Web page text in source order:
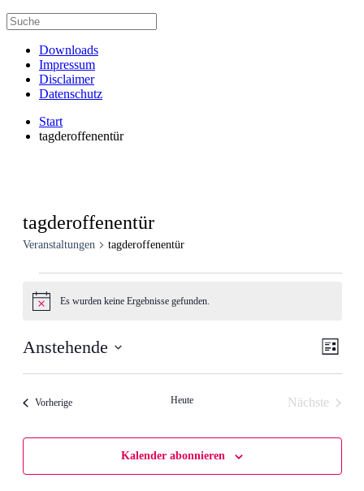
Downloads
Impressum
Disclaimer
Datenschutz
Start
tagderoffenentür
tagderoffenentür
Veranstaltungen tagderoffenentür
HinweisEs wurden keine Ergebnisse gefunden.
Liste
Anstehende
VorherigeVeranstaltungen Heute
Nächste
Kalender abonnieren